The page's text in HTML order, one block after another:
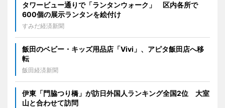
タワービュー通りで「ランタンウォーク」 区内各所で
600個の展示ランタンを絵付け
すみだ経済新聞
飯田のベビー・キッズ用品店「Vivi」、アピタ飯田店へ移
転
飯田経済新聞
伊東「門脇つり橋」が訪日外国人ランキング全国2位 大室
山と合わせて訪問